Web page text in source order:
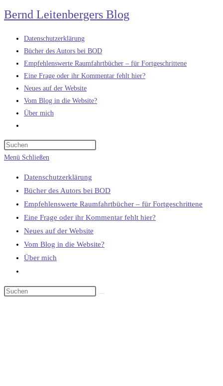
Zum
Inhalt
springen
Bernd Leitenbergers Blog
Datenschutzerklärung
Bücher des Autors bei BOD
Empfehlenswerte Raumfahrtbücher – für Fortgeschrittene
Eine Frage oder ihr Kommentar fehlt hier?
Neues auf der Website
Vom Blog in die Website?
Über mich
umschalten
Menü Schließen
Datenschutzerklärung
Bücher des Autors bei BOD
Empfehlenswerte Raumfahrtbücher – für Fortgeschrittene
Eine Frage oder ihr Kommentar fehlt hier?
Neues auf der Website
Vom Blog in die Website?
Über mich
umschalten